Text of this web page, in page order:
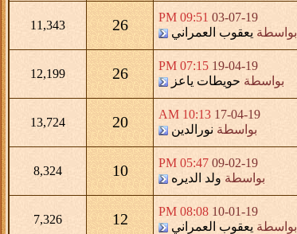
03-07-19
09:51 PM
بواسطة يعقوب العمراني 26
11,343
19-04-19
07:15 PM
بواسطة حويطات ياعز 26
12,199
17-04-19
10:13 AM
بواسطة نورالدين 20
13,724
09-02-19
05:47 PM
بواسطة ولد الديره 10
8,324
10-01-19
08:08 PM
بواسطة يعقوب العمراني 12
7,326